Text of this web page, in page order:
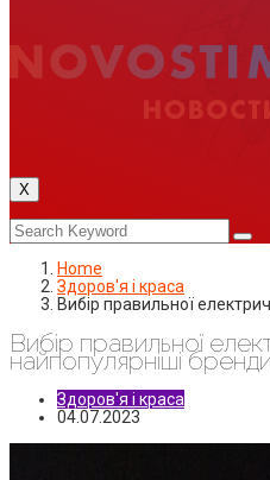
X
Home
Здоров'я і краса
Вибір правильної
Вибір правильної
найпопулярніші
Здоров'я і краса
04.07.2023